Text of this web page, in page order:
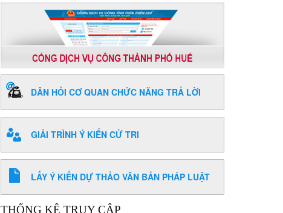
DÂN HỎI CƠ QUAN CHỨC NĂNG TRẢ LỜI
GIẢI TRÌNH Ý KIẾN CỬ TRI
LẤY Ý KIẾN DỰ THẢO VĂN BẢN PHÁP LUẬT
THỐNG KÊ TRUY CẬP